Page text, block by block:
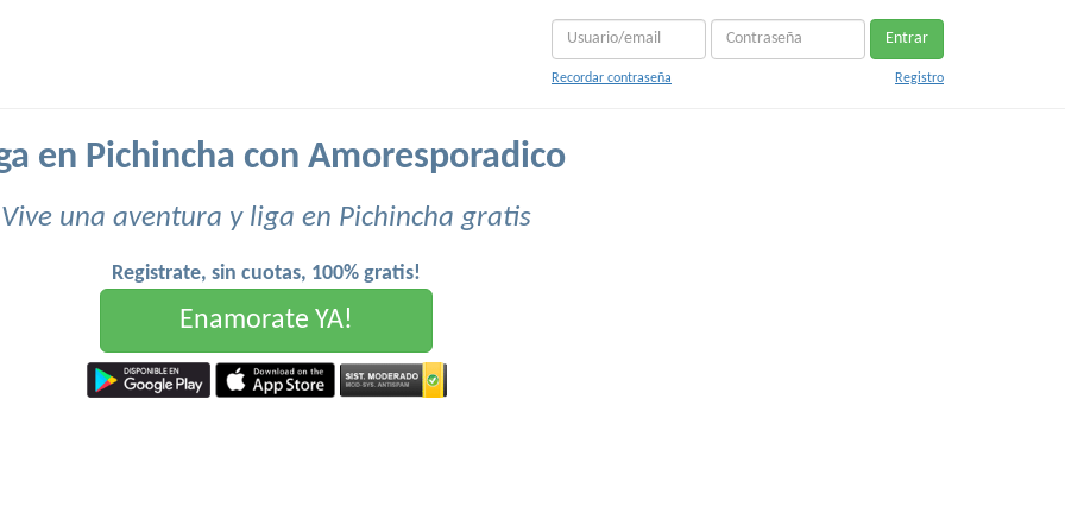
Entrar
Recordar contraseña Registro
en Pichincha con Amoresporadico
Vive una aventura y liga en Pichincha gratis
Registrate, sin cuotas, 100% gratis!
Enamorate YA!